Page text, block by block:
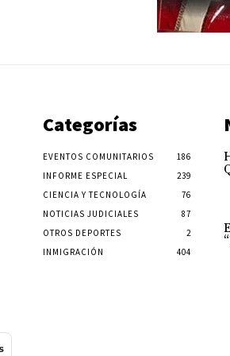
Categorías
EVENTOS COMUNITARIOS
186
INFORME ESPECIAL
239
CIENCIA Y TECNOLOGÍA
76
NOTICIAS JUDICIALES
87
OTROS DEPORTES
2
INMIGRACIÓN
404